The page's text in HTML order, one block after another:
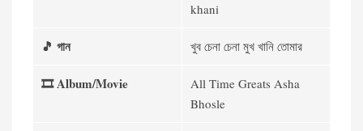
khani
🎵 গান খুব চেনা চেনা মুখ খানি তোমার
🎞️ Album/Movie
All Time Greats Asha
Bhosle